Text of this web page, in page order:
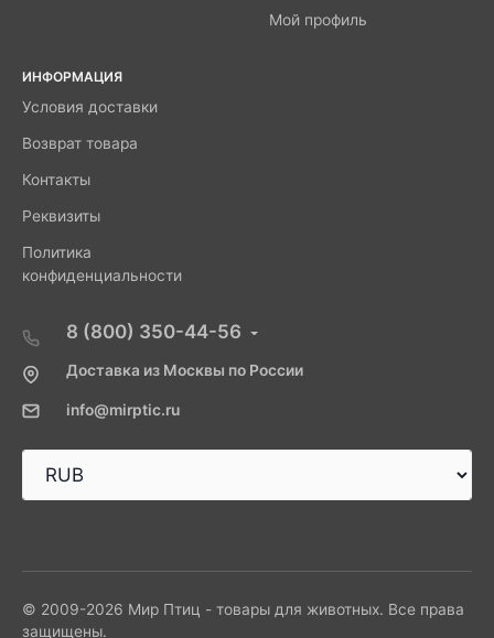
Мой профиль
ИНФОРМАЦИЯ
Условия доставки
Возврат товара
Контакты
Реквизиты
Политика
конфиденциальности
8 (800) 350-44-56
Доставка из Москвы по России
info@mirptic.ru
© 2009-2026 Мир Птиц - товары для животных. Все права
защищены.